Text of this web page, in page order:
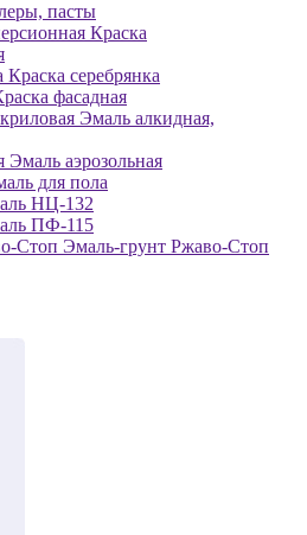
пасты
Краска
Краска серебрянка
фасадная
Эмаль алкидная,
Эмаль аэрозольная
для пола
НЦ-132
ПФ-115
Эмаль-грунт Ржаво-Стоп